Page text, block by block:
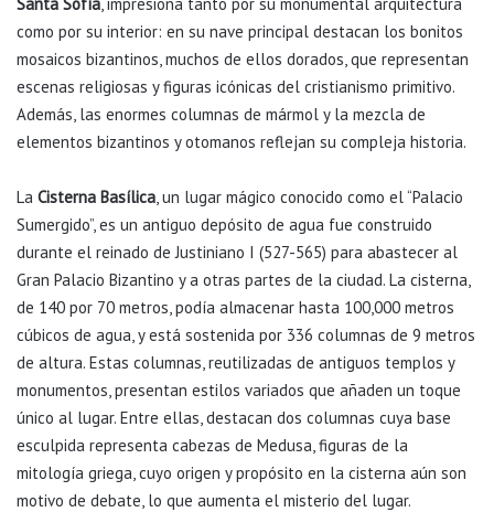
como por su interior: en su nave principal destacan los bonitos
mosaicos bizantinos, muchos de ellos dorados, que representan
escenas religiosas y figuras icónicas del cristianismo primitivo.
Además, las enormes columnas de mármol y la mezcla de
elementos bizantinos y otomanos reflejan su compleja historia.
La Cisterna Basílica , un lugar mágico conocido como el “Palacio
Sumergido”, es un antiguo depósito de agua fue construido
durante el reinado de Justiniano I (527-565) para abastecer al
Gran Palacio Bizantino y a otras partes de la ciudad. La cisterna,
de 140 por 70 metros, podía almacenar hasta 100,000 metros
cúbicos de agua, y está sostenida por 336 columnas de 9 metros
de altura. Estas columnas, reutilizadas de antiguos templos y
monumentos, presentan estilos variados que añaden un toque
único al lugar. Entre ellas, destacan dos columnas cuya base
esculpida representa cabezas de Medusa, figuras de la
mitología griega, cuyo origen y propósito en la cisterna aún son
motivo de debate, lo que aumenta el misterio del lugar.